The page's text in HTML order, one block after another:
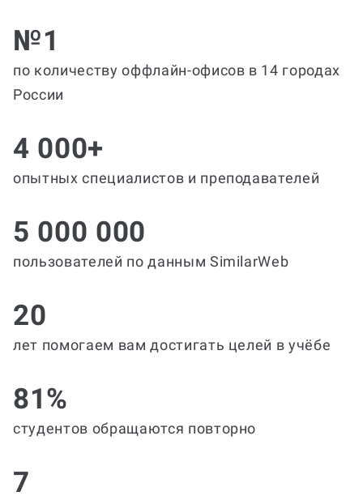
№1
по количеству оффлайн-офисов в 14 городах
России
4 000+
опытных специалистов и преподавателей
5 000 000
пользователей по данным SimilarWeb
20
лет помогаем вам достигать целей в учёбе
81%
студентов обращаются повторно
7